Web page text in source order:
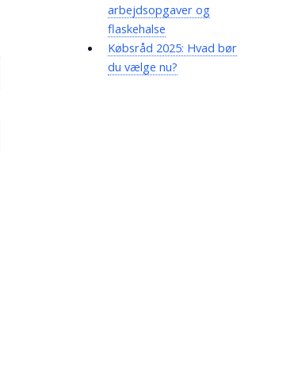
arbejdsopgaver og
flaskehalse
Købsråd 2025: Hvad bør
du vælge nu?